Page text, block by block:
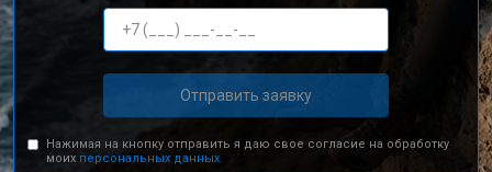
Отправить заявку
Нажимая на кнопку отправить я даю свое согласие на обработку
моих персональных данных.